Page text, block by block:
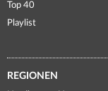
Top 40
Playlist
REGIONEN